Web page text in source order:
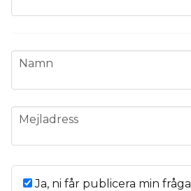
name
Namn
email
Mejladress
Ja, ni får publicera min fråga